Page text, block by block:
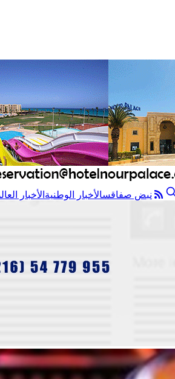
نبض صفاقسالأخبار الوطنية الأخبار